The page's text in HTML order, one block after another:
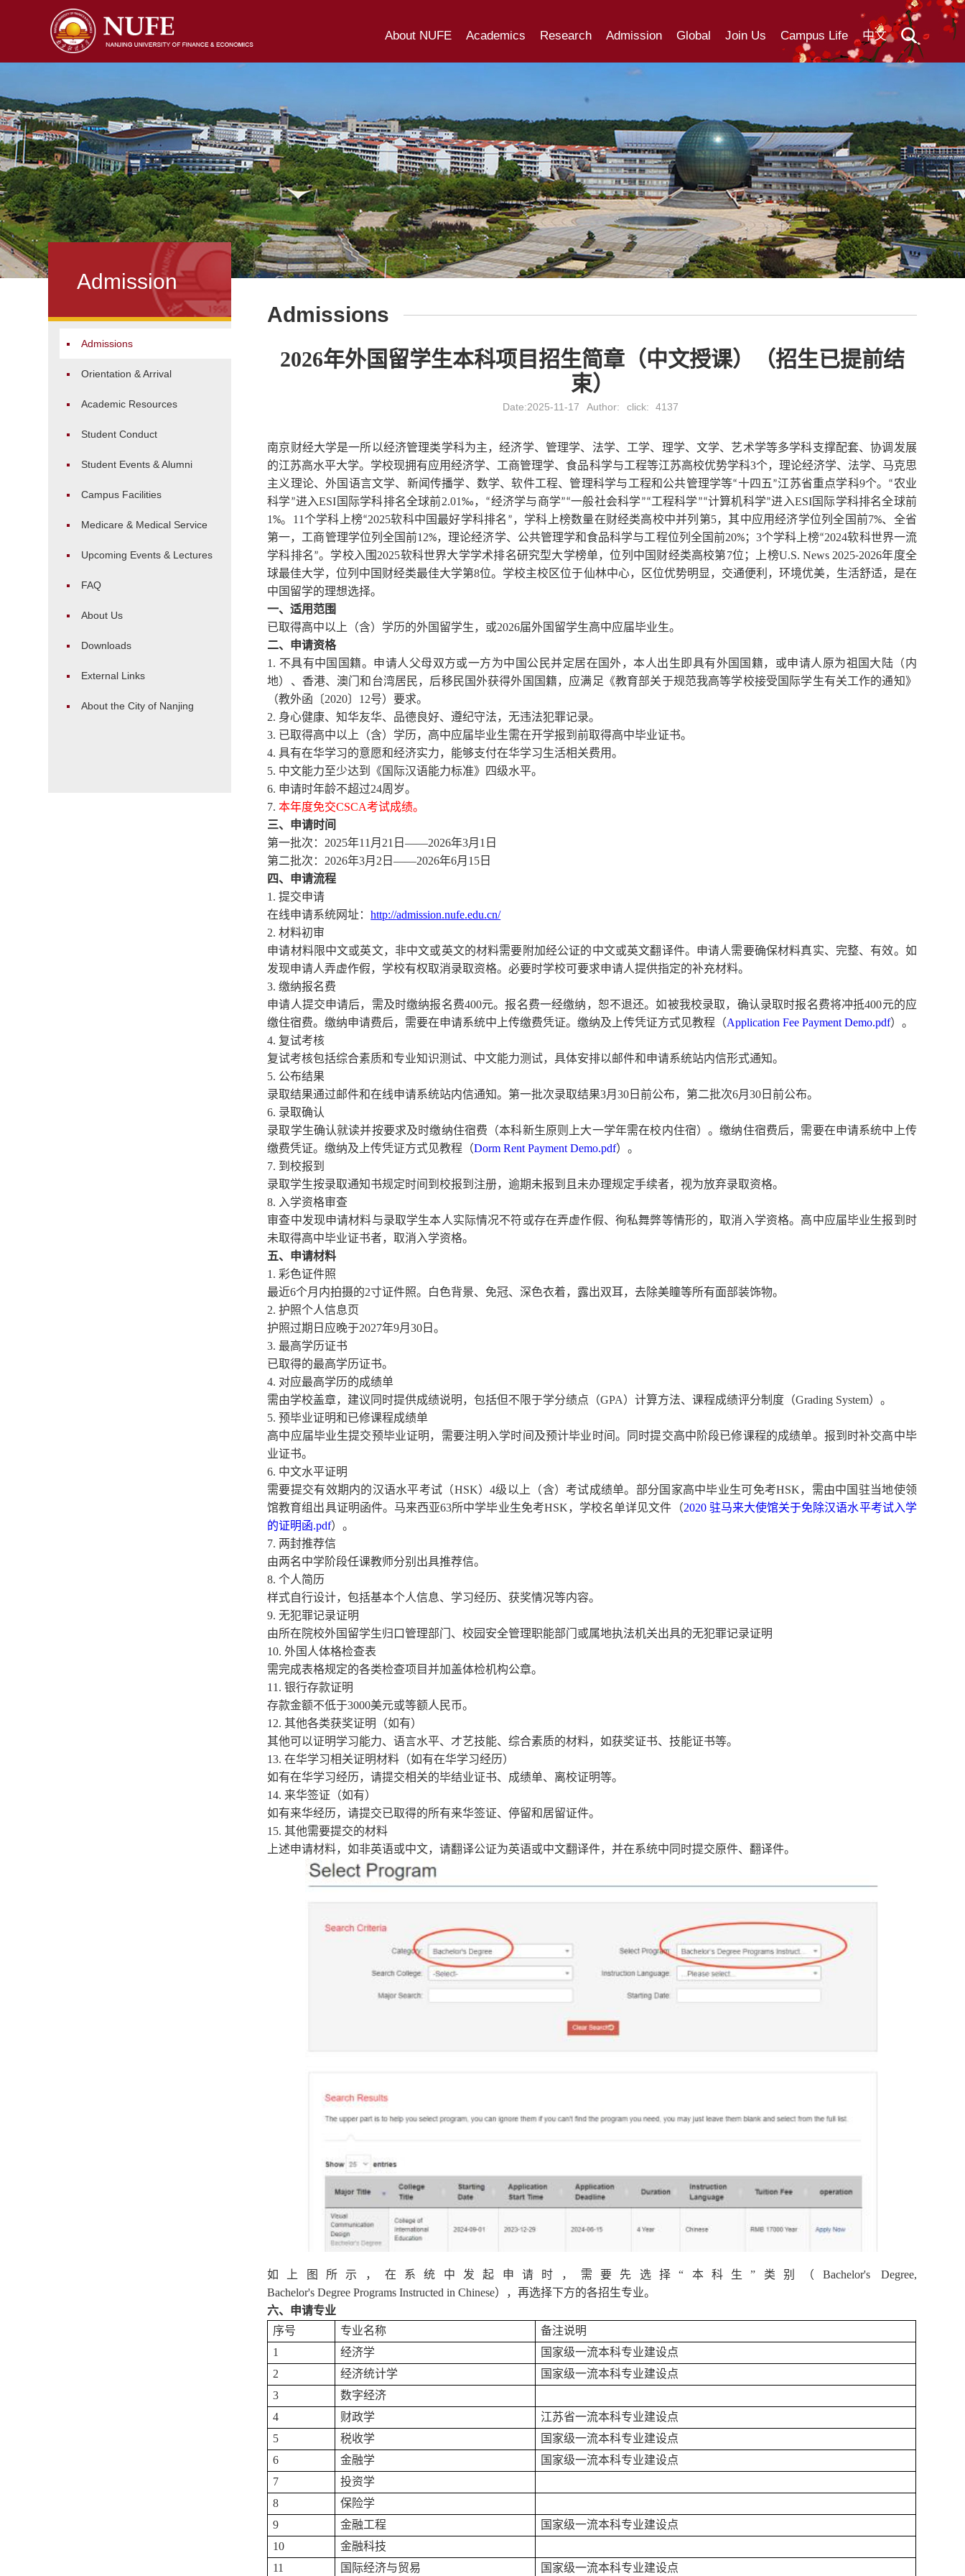
About NUFE Academics Research Admission Global Join Us Campus Life 中文
Admission
Admissions
Orientation & Arrival
Academic Resources
Student Conduct
Student Events & Alumni
Campus Facilities
Medicare & Medical Service
Upcoming Events & Lectures
FAQ
About Us
Downloads
External Links
About the City of Nanjing
Admissions
2026年外国留学生本科项目招生简章（中文授课）（招生已提前结
束）
Date:2025-11-17 Author: click: 4137
南京财经大学是一所以经济管理类学科为主，经济学、管理学、法学、工学、理学、文学、艺术学等多学科支撑配套、协调发展
的江苏高水平大学。学校现拥有应用经济学、工商管理学、食品科学与工程等江苏高校优势学科3个，理论经济学、法学、马克思
主义理论、外国语言文学、新闻传播学、数学、软件工程、管理科学与工程和公共管理学等“十四五”江苏省重点学科9个。 “农业
科学”进入ESI 国际学科排名全球前2.01‰， “经济学与商学”“一般社会科学”“工程科学”“计算机科学”进入ESI国际学科排名全球前
1%。 11个学科上榜“2025软科中国最好学科排名 ”，学科上榜数量在财经类高校中并列第5，其中应用经济学位列全国前7%、全省
第一，工商管理学位列全国前12%，理论经济学、公共管理学和食品科学与工程位列全国前20%； 3个学科上榜“2024软科世界一流
学科排名”。学校入围 2025软科世界大学学术排名研究型大学榜单，位列中国财经类高校第7位；上榜U.S. News 2025-2026年度全
球最佳大学，位列中国财经类最佳大学第8位。学校主校区位于仙林中心，区位优势明显，交通便利，环境优美，生活舒适，是在
中国留学的理想选择。
一、适用范围
已取得高中以上（含）学历的外国留学生，或2026届外国留学生高中应届毕业生。
二、申请资格
1 . 不具有中国国籍。申请人父母双方或一方为中国公民并定居在国外，本人出生即具有外国国籍，或申请人原为祖国大陆（内
地）、香港、澳门和台湾居民，后移民国外获得外国国籍，应满足《教育部关于规范我高等学校接受国际学生有关工作的通知》
（教外函〔2020〕 12号）要求。
2. 身心健康、知华友华、品德良好、遵纪守法，无违法犯罪记录。
3. 已取得高中以上（含）学历，高中应届毕业生需在开学报到前取得高中毕业证书。
4. 具有在华学习的意愿和经济实力，能够支付在华学习生活相关费用。
5. 中文能力至少达到《国际汉语能力标准》四级水平。
6. 申请时年龄不超过24周岁。
7.本年度免交CSCA考试成绩。
三、申请时间
第一批次： 2025年11 月 21 日——2026年3月 1 日
第二批次： 2026年3月 2 日——2026年6月 15 日
四、申请流程
1 . 提交申请
在线申请系统网址：http://admission.nufe.edu.cn/
2. 材料初审
申请材料限中文或英文，非中文或英文的材料需要附加经公证的中文或英文翻译件。申请人需要确保材料真实、完整、有效。如
发现申请人弄虚作假，学校有权取消录取资格。必要时学校可要求申请人提供指定的补充材料。
3. 缴纳报名费
申请人提交申请后，需及时缴纳报名费400元。报名费一经缴纳，恕不退还。如被我校录取，确认录取时报名费将冲抵400元的应
缴住宿费。缴纳申请费后，需要在申请系统中上传缴费凭证。缴纳及上传凭证方式见教程（Application Fee Payment Demo.pdf）。
4. 复试考核
复试考核包括综合素质和专业知识测试、中文能力测试，具体安排以邮件和申请系统站内信形式通知。
5. 公布结果
录取结果通过邮件和在线申请系统站内信通知。第一批次录取结果3月30 日前公布，第二批次6月30 日前公布。
6. 录取确认
录取学生确认就读并按要求及时缴纳住宿费（本科新生原则上大一学年需在校内住宿）。缴纳住宿费后，需要在申请系统中上传
缴费凭证。缴纳及上传凭证方式见教程（Dorm Rent Payment Demo.pdf）。
7. 到校报到
录取学生按录取通知书规定时间到校报到注册，逾期未报到且未办理规定手续者，视为放弃录取资格。
8. 入学资格审查
审查中发现申请材料与录取学生本人实际情况不符或存在弄虚作假、徇私舞弊等情形的，取消入学资格。高中应届毕业生报到时
未取得高中毕业证书者，取消入学资格。
五、申请材料
1 . 彩色证件照
最近6个月内拍摄的2寸证件照。白色背景、免冠、深色衣着，露出双耳，去除美瞳等所有面部装饰物。
2. 护照个人信息页
护照过期日应晚于2027年9月30 日。
3. 最高学历证书
已取得的最高学历证书。
4. 对应最高学历的成绩单
需由学校盖章，建议同时提供成绩说明，包括但不限于学分绩点（GPA）计算方法、课程成绩评分制度（Grading System）。
5. 预毕业证明和已修课程成绩单
高中应届毕业生提交预毕业证明，需要注明入学时间及预计毕业时间。同时提交高中阶段已修课程的成绩单。报到时补交高中毕
业证书。
6. 中文水平证明
需要提交有效期内的汉语水平考试（HSK）4级以上（含）考试成绩单。部分国家高中毕业生可免考HSK，需由中国驻当地使领
馆教育组出具证明函件。马来西亚63所中学毕业生免考HSK，学校名单详见文件（2020 驻马来大使馆关于免除汉语水平考试入学
的证明函.pdf）。
7. 两封推荐信
由两名中学阶段任课教师分别出具推荐信。
8. 个人简历
样式自行设计，包括基本个人信息、学习经历、获奖情况等内容。
9. 无犯罪记录证明
由所在院校外国留学生归口管理部门、校园安全管理职能部门或属地执法机关出具的无犯罪记录证明
10. 外国人体格检查表
需完成表格规定的各类检查项目并加盖体检机构公章。
11 . 银行存款证明
存款金额不低于3000美元或等额人民币。
12. 其他各类获奖证明（如有）
其他可以证明学习能力、语言水平、才艺技能、综合素质的材料，如获奖证书、技能证书等。
13. 在华学习相关证明材料（如有在华学习经历）
如有在华学习经历，请提交相关的毕结业证书、成绩单、离校证明等。
14. 来华签证（如有）
如有来华经历，请提交已取得的所有来华签证、停留和居留证件。
15. 其他需要提交的材料
上述申请材料，如非英语或中文，请翻译公证为英语或中文翻译件，并在系统中同时提交原件、翻译件。
如上图所示，在系统中发起申请时，需要先选择“本科生”类别（ Bachelor's Degree,
Bachelor's Degree Programs Instructed in Chinese），再选择下方的各招生专业。
六、申请专业
序号
专业名称
备注说明
1
经济学
国家级一流本科专业建设点
2
经济统计学
国家级一流本科专业建设点
3
数字经济
4
财政学
江苏省一流本科专业建设点
5
税收学
国家级一流本科专业建设点
6
金融学
国家级一流本科专业建设点
7
投资学
8
保险学
9
金融工程
国家级一流本科专业建设点
10
金融科技
11
国际经济与贸易 国家级一流本科专业建设点